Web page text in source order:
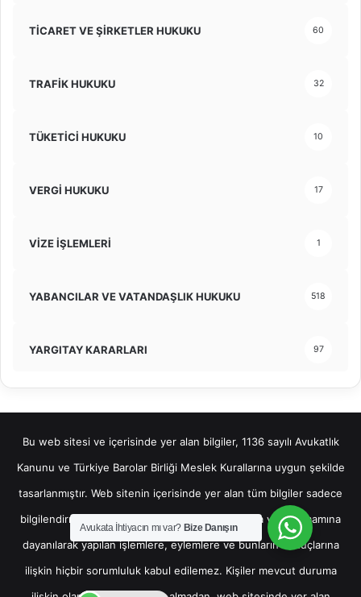
TİCARET VE ŞİRKETLER HUKUKU 60
TRAFİK HUKUKU 32
TÜKETİCİ HUKUKU 10
VERGİ HUKUKU 17
VİZE İŞLEMLERİ 1
YABANCILAR VE VATANDAŞLIK HUKUKU 518
YARGITAY KARARLARI 97
Bu web sitesi ve içerisinde yer alan bilgiler, 1136 sayılı Avukatlık
Kanunu ve Türkiye Barolar Birliği Meslek Kurallarına uygun şekilde
tasarlanmıştır. Web sitenin içerisinde yer alan tüm bilgiler sadece
bilgilendirme amaçlı olup, bu bilgilerin bir kısmına veya tamamına
dayanılarak yapılan işlemlere, eylemlere ve bunların sonuçlarına
ilişkin hiçbir sorumluluk kabul edilemez. Kişiler mevcut duruma
Avukata İhtiyacın mı var? Bize Danışın